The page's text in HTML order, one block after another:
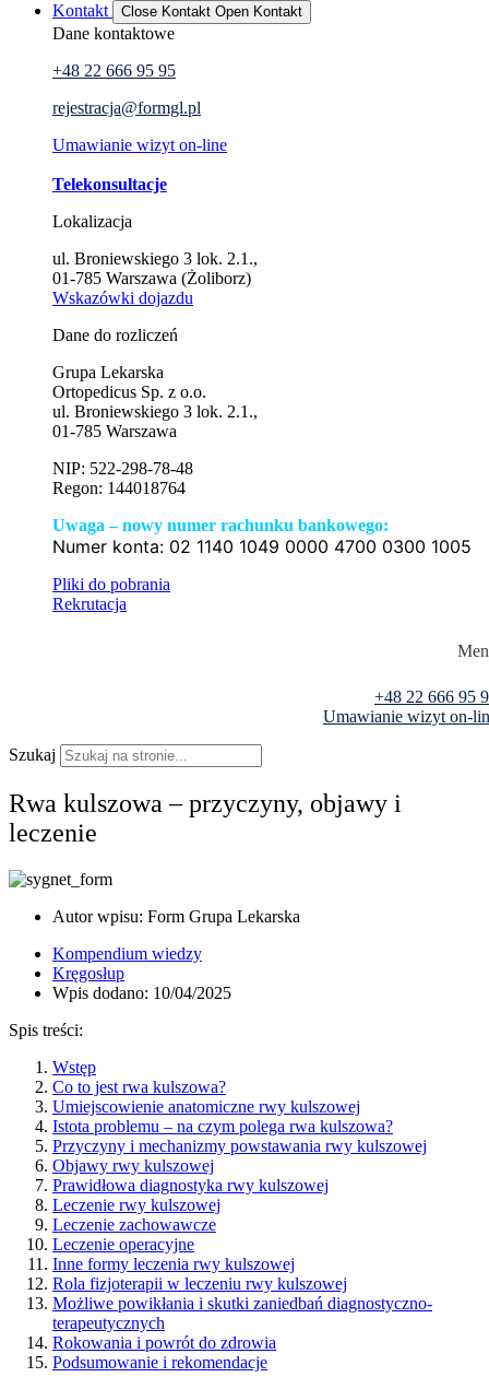
Kontakt
Close Kontakt Open Kontakt
Dane kontaktowe
+48 22 666 95 95
rejestracja@formgl.pl
Umawianie wizyt on-line
Telekonsultacje
Lokalizacja
ul. Broniewskiego 3 lok. 2.1.,
01-785 Warszawa (Żoliborz)
Wskazówki dojazdu
Dane do rozliczeń
Grupa Lekarska
Ortopedicus Sp. z o.o.
ul. Broniewskiego 3 lok. 2.1.,
01-785 Warszawa
NIP: 522-298-78-48
Regon: 144018764
Uwaga – nowy numer rachunku bankowego:
Numer konta: 02 1140 1049 0000 4700 0300 1005
Pliki do pobrania
Rekrutacja
+48 22 666 95
Umawianie wizyt on-
Szukaj
Rwa kulszowa – przyczyny, objawy i
leczenie
Autor wpisu: Form Grupa Lekarska
Kompendium wiedzy
Kręgosłup
Wpis dodano: 10/04/2025
Spis treści:
Wstęp
Co to jest rwa kulszowa?
Umiejscowienie anatomiczne rwy kulszowej
Istota problemu – na czym polega rwa kulszowa?
Przyczyny i mechanizmy powstawania rwy kulszowej
Objawy rwy kulszowej
Prawidłowa diagnostyka rwy kulszowej
Leczenie rwy kulszowej
Leczenie zachowawcze
Leczenie operacyjne
Inne formy leczenia rwy kulszowej
Rola fizjoterapii w leczeniu rwy kulszowej
Możliwe powikłania i skutki zaniedbań diagnostyczno-
terapeutycznych
Rokowania i powrót do zdrowia
Podsumowanie i rekomendacje